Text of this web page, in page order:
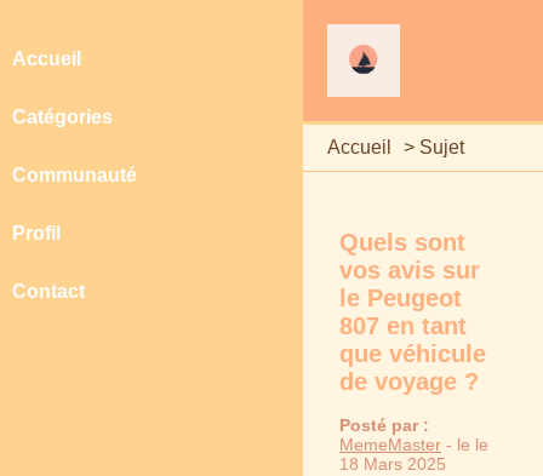
Accueil > Sujet
Accueil
Catégories
Communauté
Profil
Contact
Quels sont
vos avis sur
le Peugeot
807 en tant
que véhicule
de voyage ?
Posté par :
MemeMaster - le le
18 Mars 2025